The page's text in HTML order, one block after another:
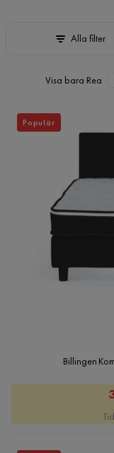
Alla filter
Visa bara Rea
Billingen
Populär